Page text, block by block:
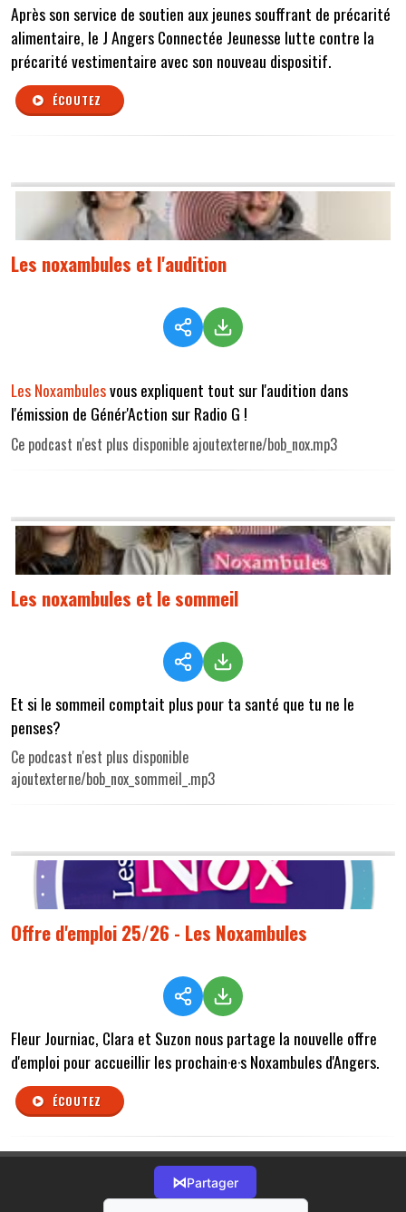
Après son service de soutien aux jeunes souffrant de précarité
alimentaire, le J Angers Connectée Jeunesse lutte contre la
précarité vestimentaire avec son nouveau dispositif.
ÉCOUTEZ
Les noxambules et l'audition
Les Noxambulesvous expliquent tout sur l'audition dans
l'émission de Génér'Action sur Radio G !
Ce podcast n'est plus disponible ajoutexterne/bob_nox.mp3
Les noxambules et le sommeil
Et si le sommeil comptait plus pour ta santé que tu ne le
penses?
Ce podcast n'est plus disponible
ajoutexterne/bob_nox_sommeil_.mp3
Offre d'emploi 25/26 - Les Noxambules
Fleur Journiac, Clara et Suzon nous partage la nouvelle offre
d'emploi pour accueillir les prochain·e·s Noxambules d'Angers.
ÉCOUTEZ
⋈Partager